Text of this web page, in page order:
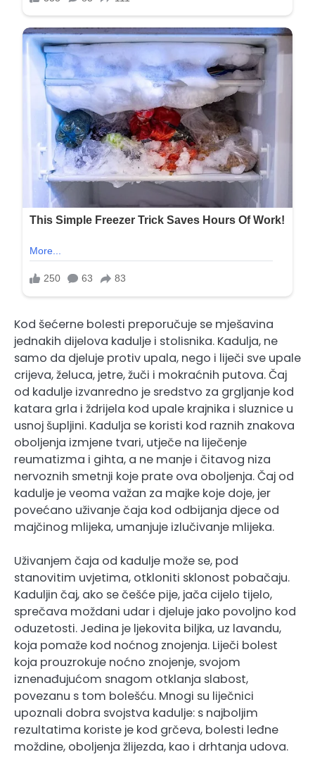
Kod šećerne bolesti preporučuje se mješavina
jednakih dijelova kadulje i stolisnika. Kadulja, ne
samo da djeluje protiv upala, nego i liječi sve upale
crijeva, želuca, jetre, žuči i mokraćnih putova. Čaj
od kadulje izvanredno je sredstvo za grgljanje kod
katara grla i ždrijela kod upale krajnika i sluznice u
usnoj šupljini. Kadulja se koristi kod raznih znakova
oboljenja izmjene tvari, utječe na liječenje
reumatizma i gihta, a ne manje i čitavog niza
nervoznih smetnji koje prate ova oboljenja. Čaj od
kadulje je veoma važan za majke koje doje, jer
povećano uživanje čaja kod odbijanja djece od
majčinog mlijeka, umanjuje izlučivanje mlijeka.
Uživanjem čaja od kadulje može se, pod
stanovitim uvjetima, otkloniti sklonost pobačaju.
Kaduljin čaj, ako se češće pije, jača cijelo tijelo,
sprečava moždani udar i djeluje jako povoljno kod
oduzetosti. Jedina je ljekovita biljka, uz lavandu,
koja pomaže kod noćnog znojenja. Liječi bolest
koja prouzrokuje noćno znojenje, svojom
iznenađujućom snagom otklanja slabost,
povezanu s tom bolešću. Mnogi su liječnici
upoznali dobra svojstva kadulje: s najboljim
rezultatima koriste je kod grčeva, bolesti leđne
moždine, oboljenja žlijezda, kao i drhtanja udova.